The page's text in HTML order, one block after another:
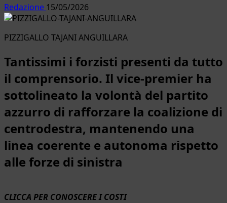
Redazione 15/05/2026
PIZZIGALLO TAJANI ANGUILLARA
Tantissimi i forzisti presenti da tutto
il comprensorio. Il vice-premier ha
sottolineato la volontà del partito
azzurro di rafforzare la coalizione di
centrodestra, mantenendo una
linea coerente e autonoma rispetto
alle forze di sinistra
CLICCA PER CONOSCERE I COSTI